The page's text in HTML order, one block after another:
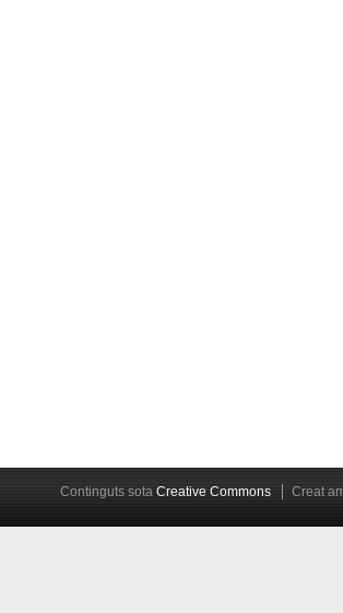
Continguts sotaCreative Commons Creat